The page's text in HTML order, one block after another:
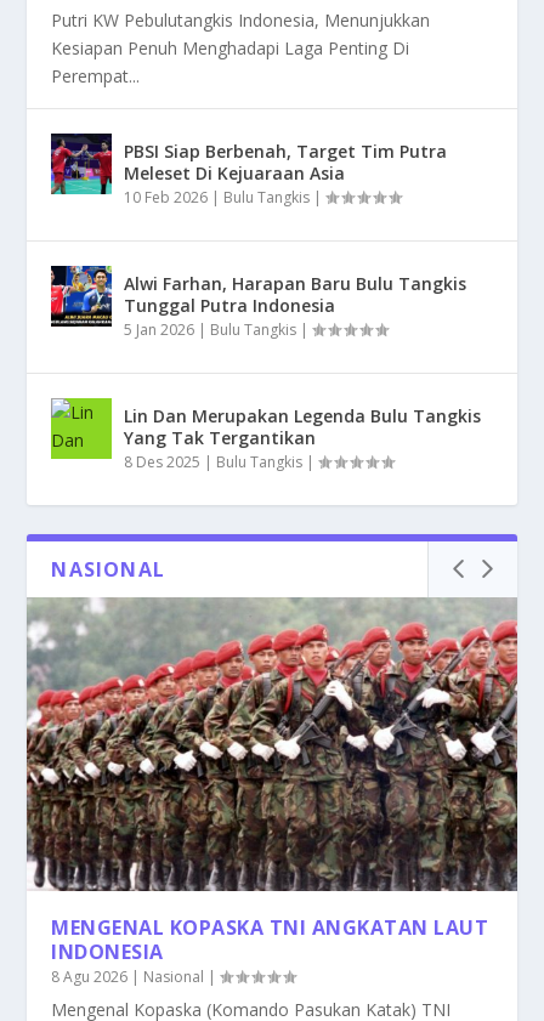
Putri KW Pebulutangkis Indonesia, Menunjukkan
Kesiapan Penuh Menghadapi Laga Penting Di
Perempat...
PBSI Siap Berbenah, Target Tim Putra
Meleset Di Kejuaraan Asia
10 Feb 2026 | Bulu Tangkis |
Alwi Farhan, Harapan Baru Bulu Tangkis
Tunggal Putra Indonesia
5 Jan 2026 | Bulu Tangkis |
Lin Dan Merupakan Legenda Bulu Tangkis
Yang Tak Tergantikan
8 Des 2025 | Bulu Tangkis |
NASIONAL
MENGENAL KOPASKA TNI ANGKATAN LAUT
INDONESIA
8 Agu 2026 | Nasional |
Mengenal Kopaska (Komando Pasukan Katak) TNI